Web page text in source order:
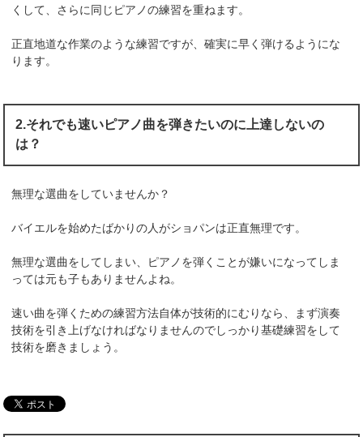
くして、さらに同じピアノの練習を重ねます。
正直地道な作業のような練習ですが、確実に早く弾けるようにな
ります。
2.それでも速いピアノ曲を弾きたいのに上達しないの
は？
無理な選曲をしていませんか？
バイエルを始めたばかりの人がショパンは正直無理です。
無理な選曲をしてしまい、ピアノを弾くことが嫌いになってしま
っては元も子もありませんよね。
速い曲を弾くための練習方法自体が技術的にむりなら、まず演奏
技術を引き上げなければなりませんのでしっかり基礎練習をして
技術を磨きましょう。